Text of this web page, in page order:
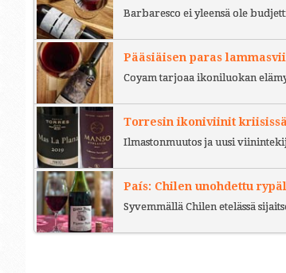
Barbaresco ei yleensä ole
Pääsiäisen paras
Coyam tarjoaa ikoniluokan
Torresin ikoniviinit kriisissä
Ilmastonmuutos ja uusi
País: Chilen unohdettu
Syvemmällä Chilen etelässä